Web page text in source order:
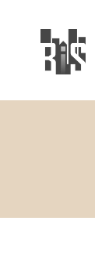
content